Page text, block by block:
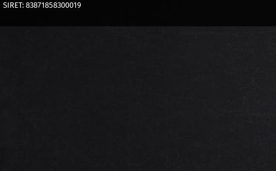
SIRET: 83871858300019